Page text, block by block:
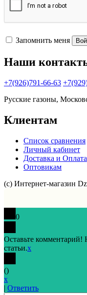
Запомнить меня
Наши
+7(926)791-66-63
Русские газоны,
Клиентам
Список сравнения
Личный кабинет
Доставка и Оплата
Оптовикам
(с) Интернет-магазин
0
Оставьте комментарий!
статьи.x
()
x
| Ответить